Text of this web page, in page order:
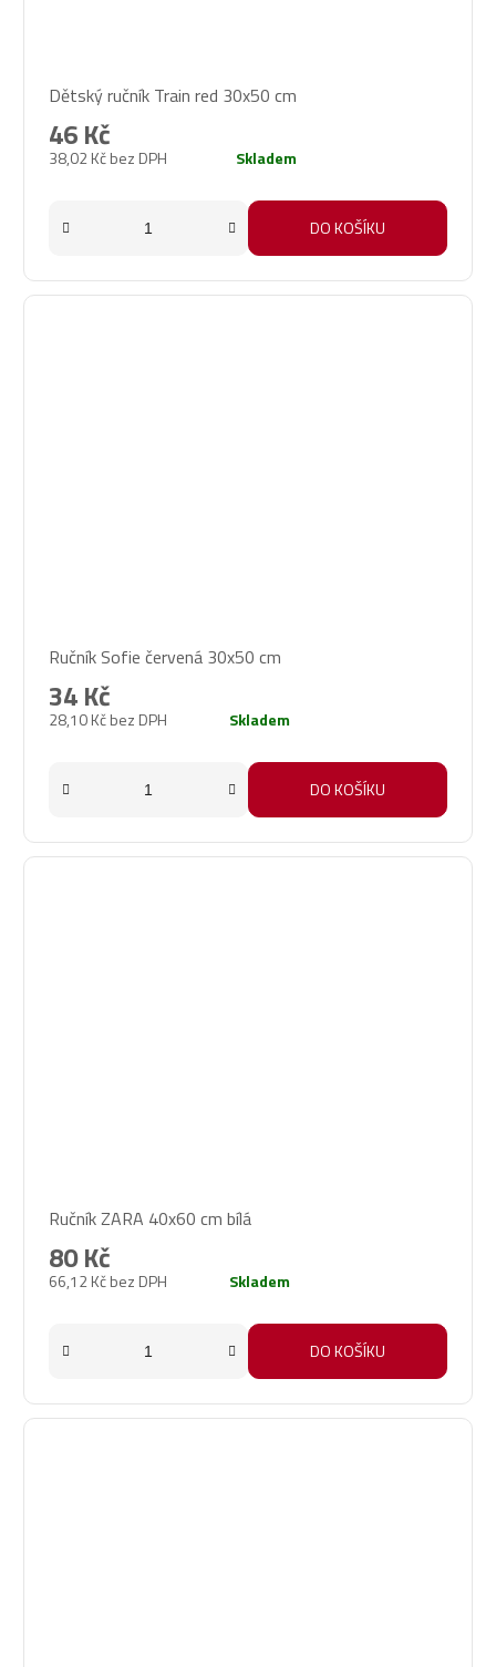
Dětský ručník Train red 30x50 cm
38,02 Kč bez DPH
46 Kč
Skladem
DO KOŠÍKU
Ručník Sofie červená 30x50 cm
28,10 Kč bez DPH
34 Kč
Skladem
DO KOŠÍKU
Ručník ZARA 40x60 cm bílá
66,12 Kč bez DPH
80 Kč
Skladem
DO KOŠÍKU